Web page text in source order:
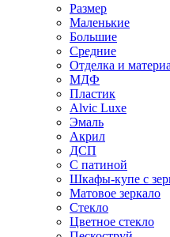
Размер
Маленькие
Большие
Средние
Отделка и
МДФ
Пластик
Alvic Luxe
Эмаль
Акрил
ДСП
С патиной
Шкафы-купе с
Матовое зеркало
Стекло
Цветное стекло